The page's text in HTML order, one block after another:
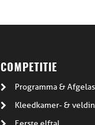
COMPETITIE
Programma &
Kleedkamer- &